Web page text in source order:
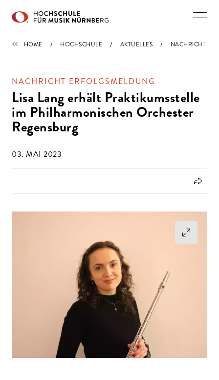
NACHRICHTEN
HOME HOCHSCHULE AKTUELLES NACHRICHT
NACHRICHT ERFOLGSMELDUNG
Lisa Lang erhält Praktikumsstelle
im Philharmonischen Orchester
Regensburg
03. MAI 2023